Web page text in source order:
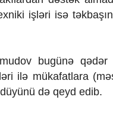
işləri isə
bugünə
ilə mükafatlara
də qeyd edib.